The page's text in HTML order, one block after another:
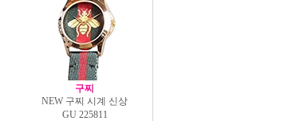
구찌
NEW 구찌 시계 신상
GU 225811